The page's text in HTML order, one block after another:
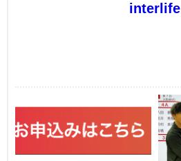
interlife